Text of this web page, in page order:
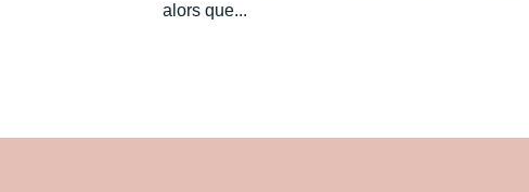
alors que...